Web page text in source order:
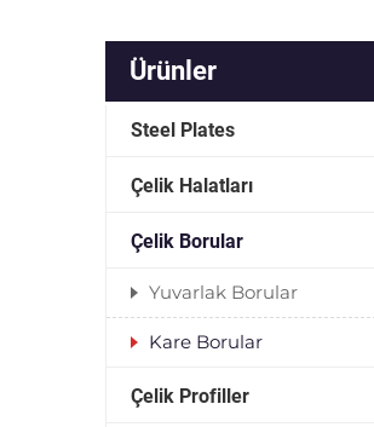
Ürünler
Steel Plates
Çelik Halatları
Çelik Borular
Yuvarlak Borular
Kare Borular
Çelik Profiller